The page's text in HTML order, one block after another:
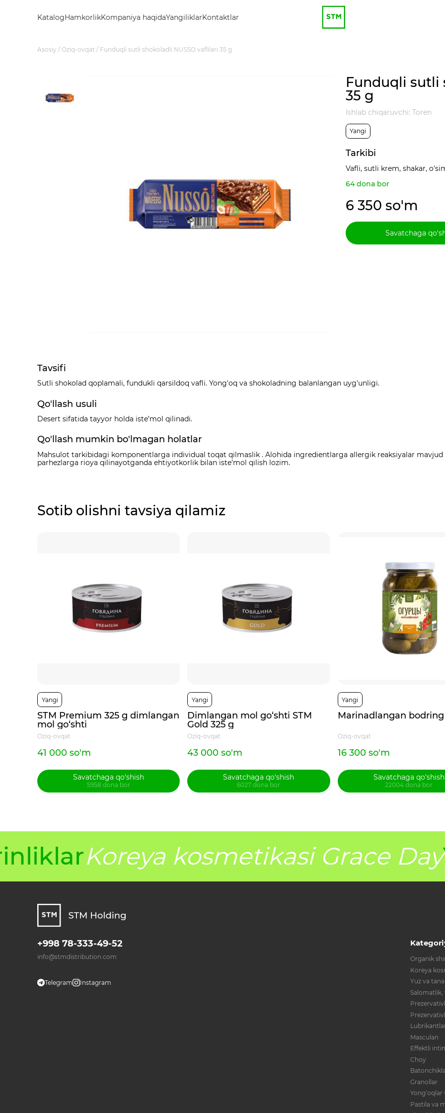
KatalogHamkorlikKompaniya haqidaYangiliklarKontaktlar
Asosiy Oziq-ovqat Funduqli sutli shokoladli NUSSO vaflilari 35 g
Funduqli sutli
35 g
Ishlab chiqaruvchi: Toren
Yangi
Tarkibi
Vafli, sutli krem, shakar,
64 dona bor
6 350 so'm
Savatchaga
Tavsifi
Sutli shokolad qoplamali, fundukli qarsildoq vafli. Yong'oq va shokoladning balanlangan uyg'unligi.
Qo'llash usuli
Desert sifatida tayyor holda iste’mol qilinadi.
Qo'llash mumkin bo'lmagan holatlar
Mahsulot tarkibidagi komponentlarga individual toqat qilmaslik . Alohida ingredientlarga allergik reaksiyalar mavjud
parhezlarga rioya qilinayotganda ehtiyotkorlik bilan iste’mol qilish lozim.
Sotib olishni tavsiya qilamiz
Yangi
STM Premium 325 g dimlangan
mol go‘shti
Oziq-ovqat
41 000 so'm
Savatchaga qo‘shish
5958 dona bor
Yangi
Dimlangan mol go‘shti STM
Gold 325 g
Oziq-ovqat
43 000 so'm
Savatchaga qo‘shish
6027 dona bor
Yangi
Marinadlangan bodring
Oziq-ovqat
16 300 so'm
Savatchaga qo‘shish
22004 dona bor
Koreya kosmetikasi Grace Day
+998 78-333-49-52
info@stmdistribution.com
Telegram Instagram
Organik
Koreya
Yuz va
Masculan
Effektli
Choy
Granollar
Yong‘oqlar
Pastila va